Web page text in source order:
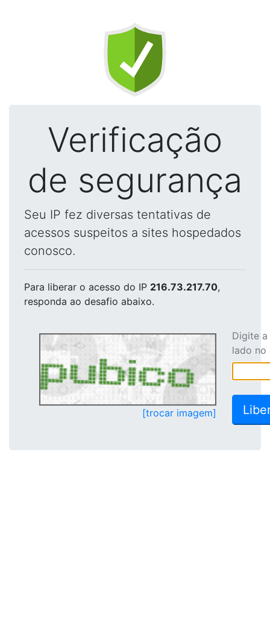
Verificação
de segurança
Seu IP fez diversas tentativas de
acessos suspeitos a sites hospedados
conosco.
Para liberar o acesso do IP 216.73.217.70,
responda ao desafio abaixo.
[trocar imagem]
Digite
lado no